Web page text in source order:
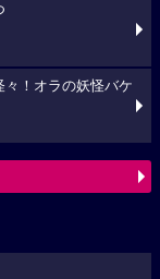
！オラの妖怪バケ